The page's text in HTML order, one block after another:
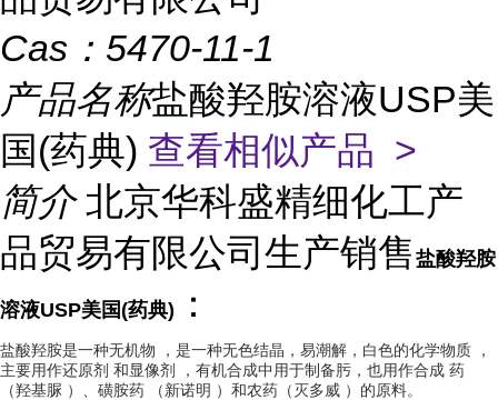
Cas： 5470-11-1
产品名称盐酸羟胺溶液USP美
国(药典) 查看相似产品 >
简介 北京华科盛精细化工产
品贸易有限公司生产销售 盐酸羟胺
溶液USP美国(药典) ：
盐酸羟胺是一种无机物 ，是一种无色结晶，易潮解，白色的化学物质
，
主要用作还原剂 和显像剂 ，有机合成中用于制备肟，也用作合成 药
（羟基脲 ）、 磺胺药 （新诺明 ）和农药（灭多威 ）的原料。